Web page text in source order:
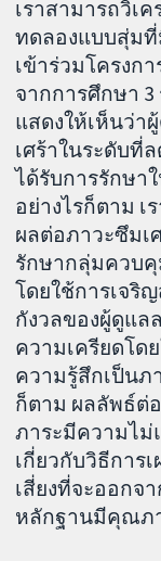
เราสามารถวิเ
ทดลองแบบสุ่มที่
เข้าร่วมโครงก
จากการศึกษา 3
แสดงให้เห็นว่า
เศร้าในระดับที่
ได้รับการรักษา
อย่างไรก็ตาม
ผลต่อภาวะซึมเศ
รักษากลุ่มควบคุ
โดยใช้การเจริ
กังวลของผู้ดูแล
ความเครียดโด
ความรู้สึกเป็นภ
ก็ตาม ผลลัพธ์ต่
ภาระมีความไม่
เกี่ยวกับวิธีการ
เสี่ยงที่จะออกจ
หลักฐานมีคุณภ